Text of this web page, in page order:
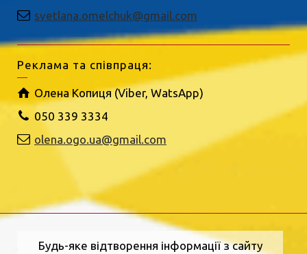
svetlana.omelchuk@gmail.com
Реклама та співпраця:
Олена Копиця (Viber, WatsApp)
050 339 3334
olena.ogo.ua@gmail.com
Будь-яке відтворення інформації з сайту